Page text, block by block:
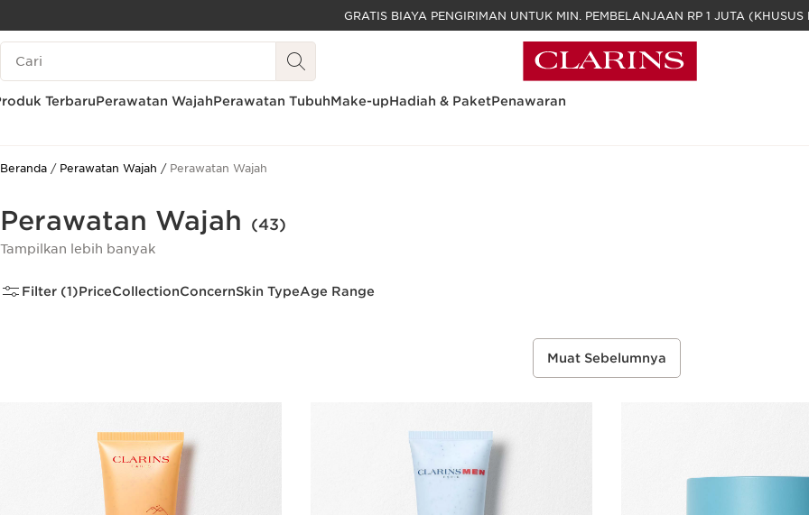
LEWATI KE KONTEN
GRATIS BIAYA PENGIRIMAN UNTUK MIN.
Legenda Pencarian
TerbaruPerawatan WajahPerawatan TubuhMake-upHadiah & PaketPenawaran
Beranda Perawatan Wajah Perawatan Wajah
Perawatan Wajah (43)
Tampilkan lebih banyak
Filter (1)PriceCollectionConcernSkin TypeAge Range
Muat Sebelumnya